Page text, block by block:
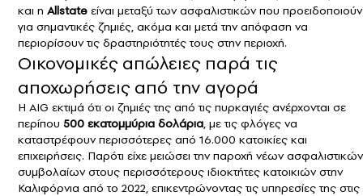
και η Allstate είναι μεταξύ των ασφαλιστικών που προειδοποιούν
για σημαντικές ζημιές, ακόμα και μετά την απόφαση να
περιορίσουν τις δραστηριότητές τους στην περιοχή.
Οικονομικές απώλειες παρά τις
αποχωρήσεις από την αγορά
Η AIG εκτιμά ότι οι ζημιές της από τις πυρκαγιές ανέρχονται σε
περίπου 500 εκατομμύρια δολάρια, με τις φλόγες να
καταστρέφουν περισσότερες από 16.000 κατοικίες και
επιχειρήσεις. Παρότι είχε μειώσει την παροχή νέων ασφαλιστικών
συμβολαίων στους περισσότερους ιδιοκτήτες κατοικιών στην
Καλιφόρνια από το 2022, επικεντρώνοντας τις υπηρεσίες της στις